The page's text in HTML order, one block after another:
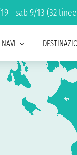
- sab 9/13 (32
NAVI